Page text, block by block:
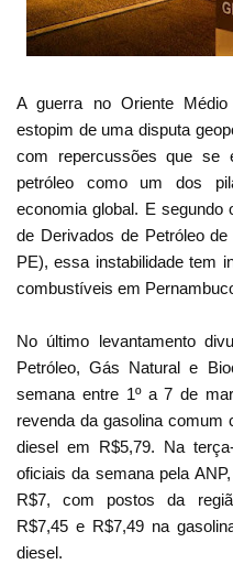
A guerra no Oriente
estopim de uma disputa
com repercussões que se
petróleo como um dos
economia global. E segundo
de Derivados de Petróleo
PE), essa instabilidade tem
combustíveis em
No último levantamento
Petróleo, Gás Natural e
semana entre 1º a 7 de
revenda da gasolina comum
diesel em R$5,79. Na
oficiais da semana pela
R$7, com postos da
R$7,45 e R$7,49 na
diesel.